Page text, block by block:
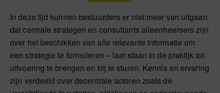
In deze tijd kunnen bestuurders er niet meer van uitgaan
dat centrale strategen en consultants alleenheersers zijn
over het beschikken van alle relevante informatie om
een strategie te formuleren – laat staan in de praktijk tot
uitvoering te brengen en bij te sturen. Kennis en ervaring
zijn verdeeld over decentrale actoren zoals de